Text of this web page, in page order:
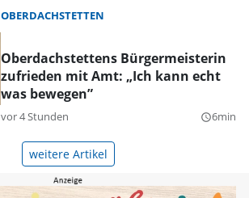
OBERDACHSTETTEN
Oberdachstettens Bürgermeisterin
zufrieden mit Amt: „Ich kann echt
was bewegen”
vor 4 Stunden query_builder6min
weitere Artikel